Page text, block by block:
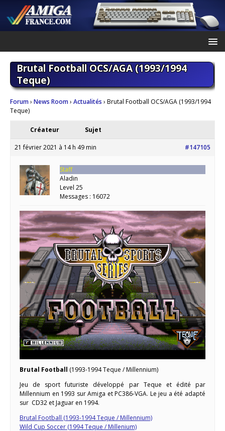
Brutal Football OCS/AGA (1993/1994
Teque)
Forum› News Room› Actualités › Brutal Football OCS/AGA (1993/1994
Teque)
Créateur Sujet
21 février 2021 à 14 h 49 min #147105
Staff
Aladin
Level 25
Messages : 16072
Brutal Football (1993-1994 Teque / Millennium)
Jeu de sport futuriste développé par Teque et édité par
Millennium en 1993 sur Amiga et PC386-VGA. Le jeu a été adapté
sur CD32 et Jaguar en 1994.
Brutal Football (1993-1994 Teque / Millennium)
Wild Cup Soccer (1994 Teque / Millenium)